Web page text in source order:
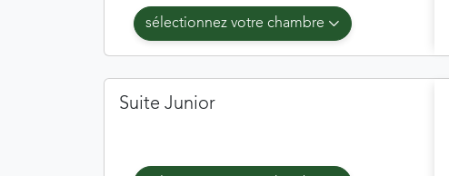
sélectionnez votre chambre
Suite Junior